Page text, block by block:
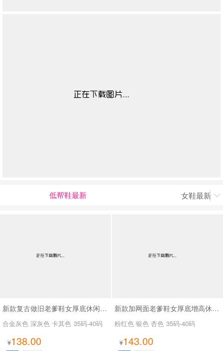
低帮鞋最新 女鞋最新上

新款复古做旧老爹鞋女厚底休闲运动鞋SA2680
合金灰色 深灰色 卡其色 35码-40码
¥138.00
新款加网面老爹鞋女厚底增高休闲运动女鞋SA2679
粉红色 银色 杏色 35码-40码
¥143.00